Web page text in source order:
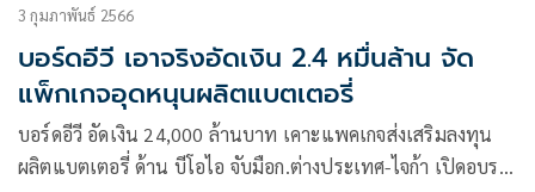
3 กุมภาพันธ์ 2566
บอร์ดอีวี เอาจริงอัดเงิน 2.4 หมื่นล้าน จัด
แพ็กเกจอุดหนุนผลิตแบตเตอรี่
บอร์ดอีวี อัดเงิน 24,000 ล้านบาท เคาะแพคเกจส่งเสริมลงทุน
ผลิตแบตเตอรี่ ด้าน บีโอไอ จับมือก.ต่างประเทศ-ไจก้า เปิดอบรม